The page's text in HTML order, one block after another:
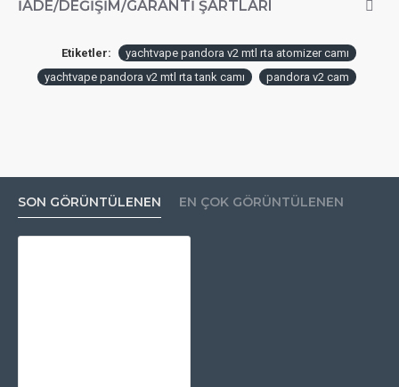
İADE/DEĞIŞIM/GARANTI ŞARTLARI
Etiketler:
yachtvape pandora v2 mtl rta atomizer camı
yachtvape pandora v2 mtl rta tank camı
pandora v2 cam
SON GÖRÜNTÜLENEN EN ÇOK GÖRÜNTÜLENEN